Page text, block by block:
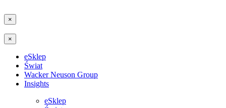
×
×
eSklep
Świat
Wacker Neuson Group
Insights
eSklep